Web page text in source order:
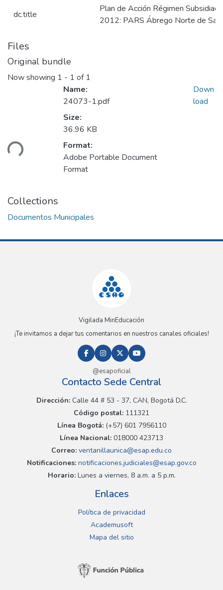
dc.title
Plan de Acción Régimen
2012: PARS Ábrego Norte de
Files
Original bundle
Now showing 1 - 1 of 1
Name:
24073-1.pdf
Size:
36.96 KB
Format:
Adobe Portable Document
Format
Down
load
Collections
Documentos Municipales
Vigilada MinEducación
¡Te invitamos a dejar tus comentarios en nuestros canales oficiales!
@esapoficial
Contacto Sede Central
Dirección:Calle 44 # 53 - 37, CAN, Bogotá D.C.
Código postal: 111321
Línea Bogotá:(+57) 601 7956110
Línea Nacional: 018000 423713
Correo: ventanillaunica@esap.edu.co
Notificaciones:notificaciones.judiciales@esap.gov.co
Horario:Lunes a viernes, 8 a.m. a 5 p.m.
Enlaces
Política de privacidad
Academusoft
Mapa del sitio